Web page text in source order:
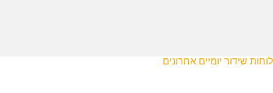
לוחות שידור יומיים אחרונים